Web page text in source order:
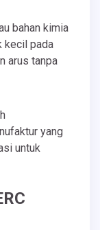
bahan kimia
kecil pada
arus tanpa
yang
untuk